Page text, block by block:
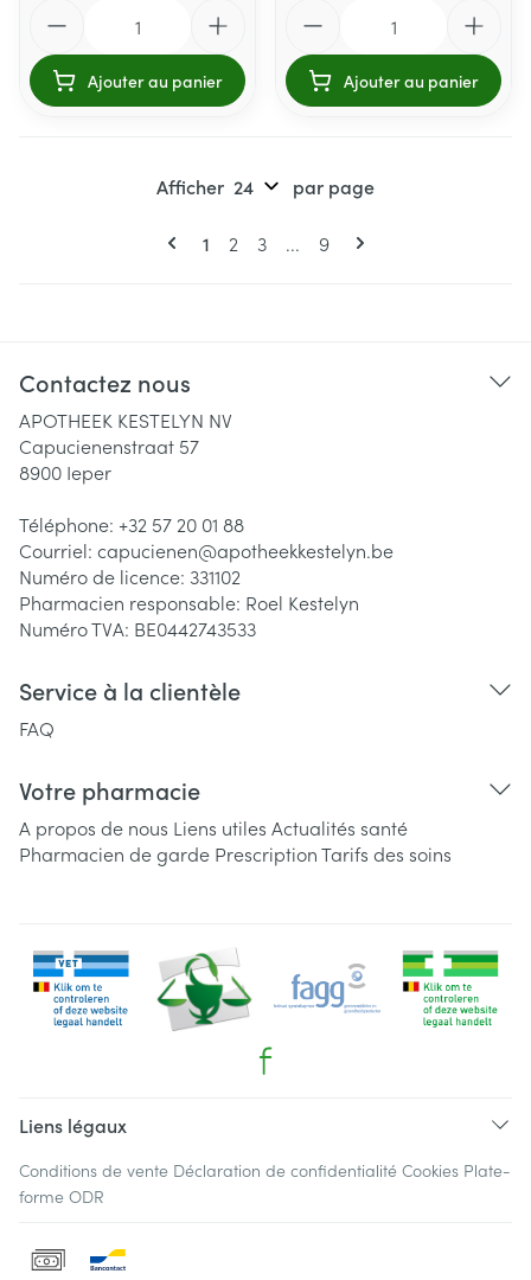
Ajouter au panier Ajouter au panier
Pages
Vous lisez actuellement la page
1 Page
2 Page
3 ... Page
9
Afficher par page
Contactez nous
APOTHEEK KESTELYN NV
Capucienenstraat 57
8900 Ieper
Téléphone: +32 57 20 01 88
Courriel: capucienen@apotheekkestelyn.be
Numéro de licence: 331102
Pharmacien responsable: Roel Kestelyn
Numéro TVA: BE0442743533
Service à la clientèle
FAQ
Votre pharmacie
A propos de nous Liens utiles Actualités santé
Pharmacien de garde PrescriptionTarifs des soins
Liens légaux
Conditions de vente Déclaration de confidentialité Cookies Plate-
forme ODR